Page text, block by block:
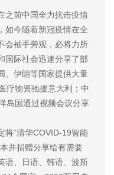
前中国全力抗击疫情
如今随着新冠疫情在全
会袖手旁观，必将力所
国际社会迅速分享了部
、伊朗等国家提供大量
疗物资驰援意大利；中
岛国通过视频会议分享
“清华COVID-19智能
并捐赠分享给有需要
语、日语、韩语、波斯